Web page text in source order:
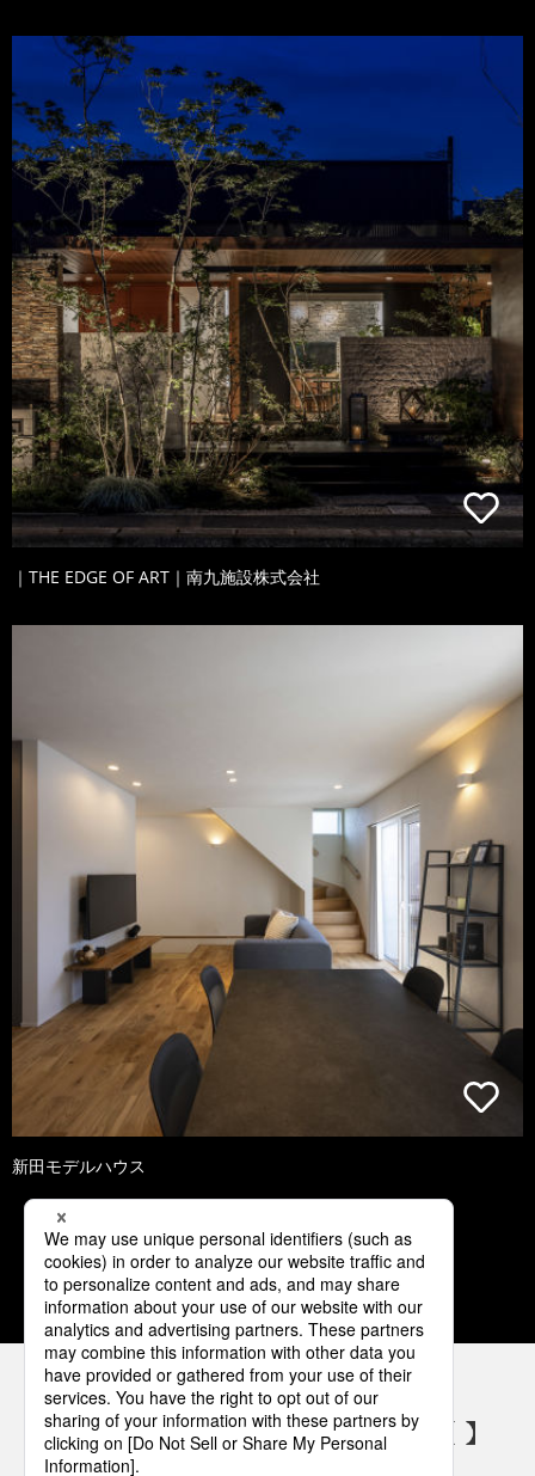
｜THE EDGE OF ART｜南九施設株式会社
新田モデルハウス
1 2 3 4 5
パナソニックの電気設備 SNSアカウント